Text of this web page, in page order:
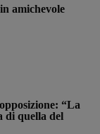
amichevole
“La
di quella del